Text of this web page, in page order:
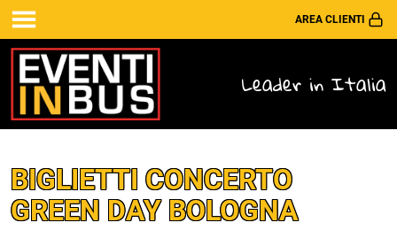
AREA CLIENTI
Leader in Italia
BIGLIETTI CONCERTO
GREEN DAY BOLOGNA